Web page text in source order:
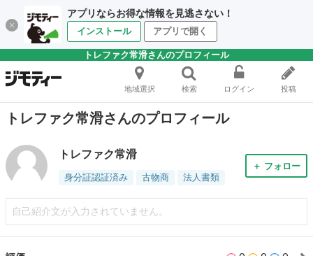
アプリならお得な情報を見逃さない！
インストール アプリで開く
トレファク常滑さんのプロフィール
地域選択 検索 ログイン 投稿
トレファク常滑さんのプロフィール
トレファク常滑
身分証認証済み 古物商 法人書類
＋ フォロー
自己紹介文が入力されていません。